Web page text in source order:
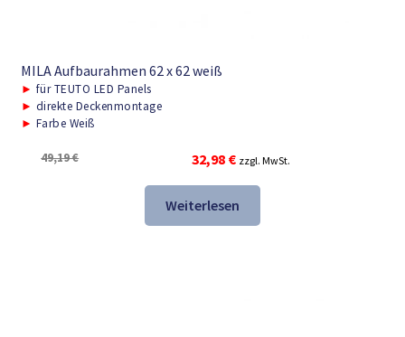
MILA Aufbaurahmen 62 x 62 weiß
► für TEUTO LED Panels
► direkte Deckenmontage
► Farbe Weiß
49,19€
Ursprünglicher
Preis
war:
49,19 €
32,98 €Aktueller
Preis
ist:
32,98 €.
zzgl. MwSt.
Weiterlesen